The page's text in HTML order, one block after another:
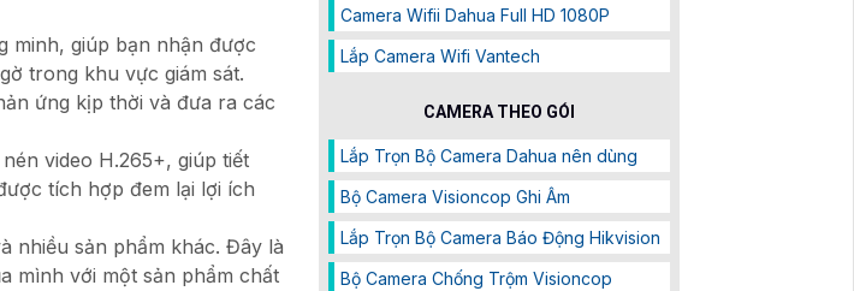
minh, giúp bạn nhận được
trong khu vực giám sát.
ứng kịp thời và đưa ra các
video H.265+, giúp tiết
tích hợp đem lại lợi ích
nhiều sản phẩm khác. Đây là
mình với một sản phẩm chất
Camera Wifii Dahua Full HD 1080P
Lắp Camera Wifi Vantech
CAMERA THEO GÓI
Lắp Trọn Bộ Camera Dahua nên dùng
Bộ Camera Visioncop Ghi Âm
Lắp Trọn Bộ Camera Báo Động Hikvision
Bộ Camera Chống Trộm Visioncop